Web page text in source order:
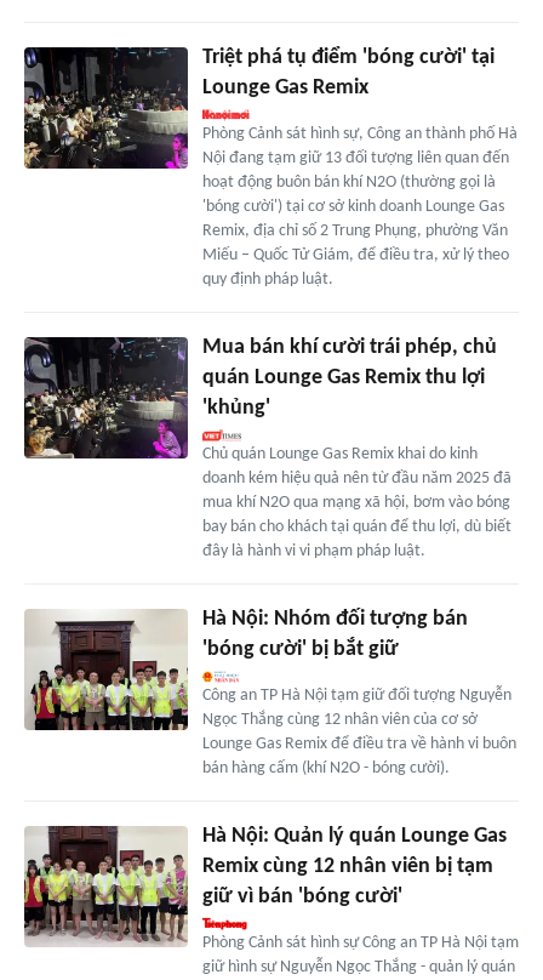
Triệt phá tụ điểm 'bóng cười' tại
Lounge Gas Remix
Phòng Cảnh sát hình sự, Công an thành phố Hà
Nội đang tạm giữ 13 đối tượng liên quan đến
hoạt động buôn bán khí N2O (thường gọi là
'bóng cười') tại cơ sở kinh doanh Lounge Gas
Remix, địa chỉ số 2 Trung Phụng, phường Văn
Miếu – Quốc Tử Giám, để điều tra, xử lý theo
quy định pháp luật.
Mua bán khí cười trái phép, chủ
quán Lounge Gas Remix thu lợi
'khủng'
Chủ quán Lounge Gas Remix khai do kinh
doanh kém hiệu quả nên từ đầu năm 2025 đã
mua khí N2O qua mạng xã hội, bơm vào bóng
bay bán cho khách tại quán để thu lợi, dù biết
đây là hành vi vi phạm pháp luật.
Hà Nội: Nhóm đối tượng bán
'bóng cười' bị bắt giữ
Công an TP Hà Nội tạm giữ đối tượng Nguyễn
Ngọc Thắng cùng 12 nhân viên của cơ sở
Lounge Gas Remix để điều tra về hành vi buôn
bán hàng cấm (khí N2O - bóng cười).
Hà Nội: Quản lý quán Lounge Gas
Remix cùng 12 nhân viên bị tạm
giữ vì bán 'bóng cười'
Phòng Cảnh sát hình sự Công an TP Hà Nội tạm
giữ hình sự Nguyễn Ngọc Thắng - quản lý quán